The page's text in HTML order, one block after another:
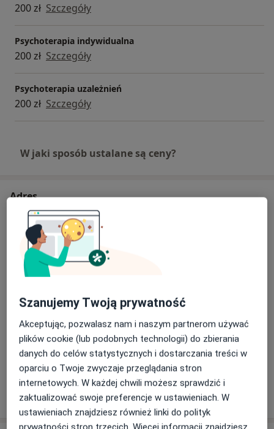
200 zł Szczegóły
Psychoterapia indywidualna
200 zł Szczegóły
Psychoterapia uzależnień
200 zł Szczegóły
W jaki sposób ustalane są ceny?
Adres
Gabinet psychoterapii Bochnia
Partyzantów 23,
internet
Co mam zrobić w tej sytuacji?
Pokaż więcej
o adresie
Szanujemy Twoją prywatność
Akceptując, pozwalasz nam i naszym partnerom używać
plików cookie (lub podobnych technologii) do zbierania
danych do celów statystycznych i dostarczania treści w
oparciu o Twoje zwyczaje przeglądania stron
internetowych. W każdej chwili możesz sprawdzić i
zaktualizować swoje preferencje w ustawieniach. W
ustawieniach znajdziesz również linki do polityk